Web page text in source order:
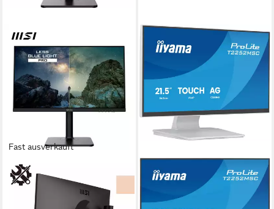
Fast ausverkauft
MSI
Modern MD2412P LED-
Monitor
IIYAMA
T2252MSC-W2AG TFT-
Monitor